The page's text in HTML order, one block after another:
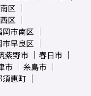
区
区
岡市南区
市早良区
紫野市
春日市
市
糸島市
須惠町